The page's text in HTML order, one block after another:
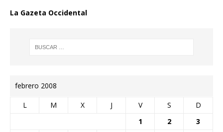
La Gazeta Occidental
febrero 2008
L M X J V S D
1 2
3